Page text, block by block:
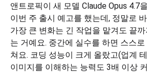
앤트로픽이 새 모델 Claude Opus 4.7
이번 주 출시 예고를 했는데, 정말로
가장 큰 변화는 긴 작업을 맡겨도 끝
는 거예요. 중간에 실수를 하면 스스
쳐요. 코딩 성능이 크게 올랐고(업계
이미지를 이해하는 능력도 3배 이상